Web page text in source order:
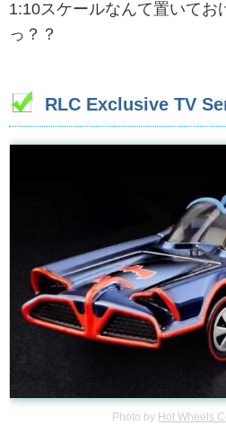
1:10スケールなんて置いてお
っ？？
RLC Exclusive TV
Photo by Hot Wheels